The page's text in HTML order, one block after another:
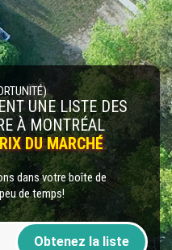
UNE LISTE DES
À MONTRÉAL
DU MARCHÉ
dans votre boîte de
de temps!
Obtenez la liste